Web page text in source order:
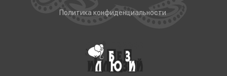
Политика конфиденциальности